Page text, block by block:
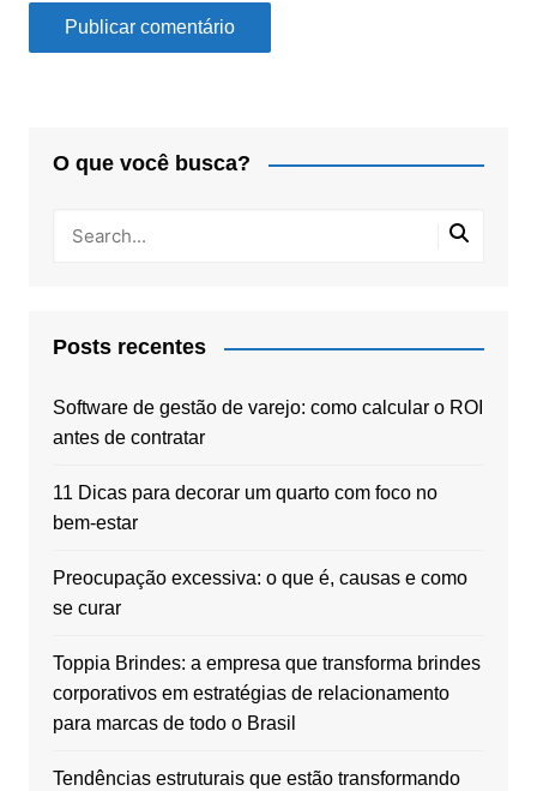
O que você busca?
Posts recentes
Software de gestão de varejo: como calcular o ROI
antes de contratar
11 Dicas para decorar um quarto com foco no
bem-estar
Preocupação excessiva: o que é, causas e como
se curar
Toppia Brindes: a empresa que transforma brindes
corporativos em estratégias de relacionamento
para marcas de todo o Brasil
Tendências estruturais que estão transformando